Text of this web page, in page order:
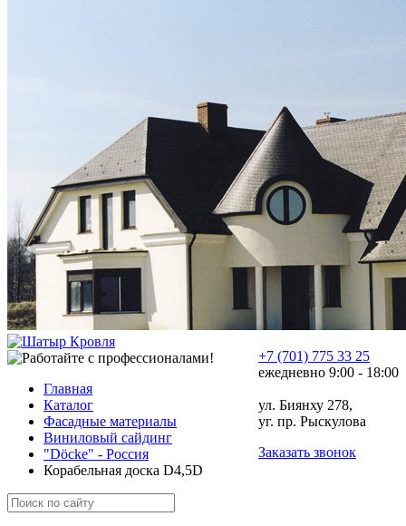
+7 (701) 775 33 25
ежедневно 9:00 - 18:00
ул. Биянху 278,
уг. пр. Рыскулова
Заказать звонок
Главная
Каталог
Фасадные материалы
Виниловый сайдинг
"Döcke" - Россия
Корабельная доска D4,5D